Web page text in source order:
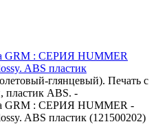
GRM : СЕРИЯ HUMMER
ABS пластик
глянцевый). Печать с
пластик ABS. -
GRM : СЕРИЯ HUMMER -
ABS пластик (121500202)